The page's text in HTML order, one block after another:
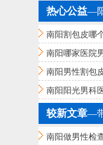
热心公益—
南阳割包皮哪
南阳哪家医院
南阳男性割包
南阳阳光男科
较新文章—
南阳做男性检